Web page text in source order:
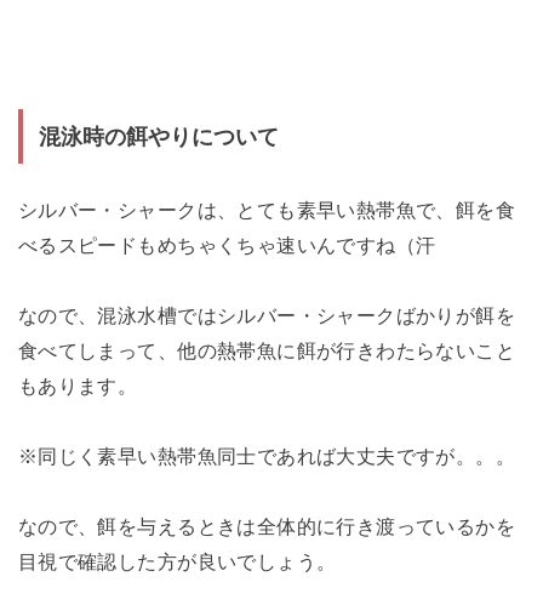
混泳時の餌やりについて
シルバー・シャークは、とても素早い熱帯魚で、餌を食
べるスピードもめちゃくちゃ速いんですね（汗
なので、混泳水槽ではシルバー・シャークばかりが餌を
食べてしまって、他の熱帯魚に餌が行きわたらないこと
もあります。
※同じく素早い熱帯魚同士であれば大丈夫ですが。。。
なので、餌を与えるときは全体的に行き渡っているかを
目視で確認した方が良いでしょう。